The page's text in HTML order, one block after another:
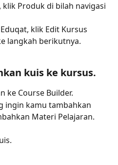
Produk di bilah navigasi
klik Edit Kursus
langkah berikutnya.
kuis ke kursus.
ke Course Builder.
ingin kamu tambahkan
Materi Pelajaran.